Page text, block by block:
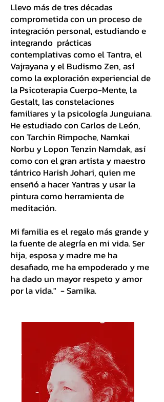
Llevo más de tres décadas
comprometida con un proceso de
integración personal, estudiando e
integrando prácticas
contemplativas como el Tantra, el
Vajrayana y el Budismo Zen, así
como la exploración experiencial de
la Psicoterapia Cuerpo-Mente, la
Gestalt, las constelaciones
familiares y la psicología Junguiana.
He estudiado con Carlos de León,
con Tarchin Rimpoche, Namkai
Norbu y Lopon Tenzin Namdak, así
como con el gran artista y maestro
tántrico Harish Johari, quien me
enseñó a hacer Yantras y usar la
pintura como herramienta de
meditación.
Mi familia es el regalo más grande y
la fuente de alegría en mi vida. Ser
hija, esposa y madre me ha
desafiado, me ha empoderado y me
ha dado un mayor respeto y amor
por la vida." - Samika.